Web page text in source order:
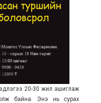
20-30 жил ашиглаж
байна. Энэ нь сурах